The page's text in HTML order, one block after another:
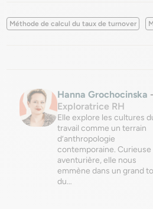
Méthode de calcul du taux de turnover
Hanna Grochocinska -
Exploratrice RH
Elle explore les cultures
travail comme un terrain
d’anthropologie
contemporaine. Curieuse
aventurière, elle nous
emmène dans un grand
du…